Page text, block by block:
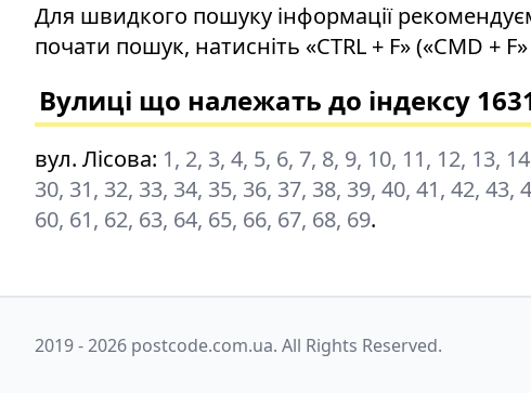
Для швидкого пошуку інформації
почати пошук, натисніть «CTRL + F» («CMD +
Вулиці що належать до індексу
вул. Лісова: 1, 2, 3, 4, 5, 6, 7, 8, 9, 10, 11, 12, 13,
30, 31, 32, 33, 34, 35, 36, 37, 38, 39, 40, 41, 42,
60, 61, 62, 63, 64, 65, 66, 67, 68, 69.
2019 - 2026 postcode.com.ua. All Rights Reserved.